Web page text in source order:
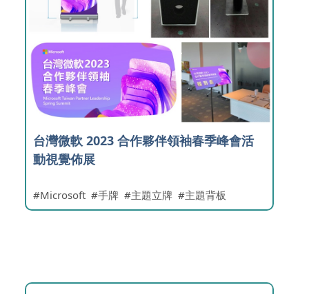
台灣微軟 2023 合作夥伴領袖春季峰會活
動視覺佈展
Microsoft 手牌 主題立牌 主題背板